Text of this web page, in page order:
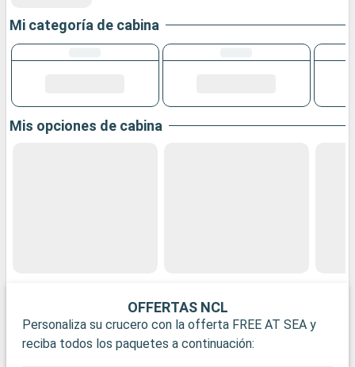
Mi categoría de cabina
Mis opciones de cabina
OFFERTAS NCL
Personaliza su crucero con la offerta FREE AT SEA y
reciba todos los paquetes a continuación: